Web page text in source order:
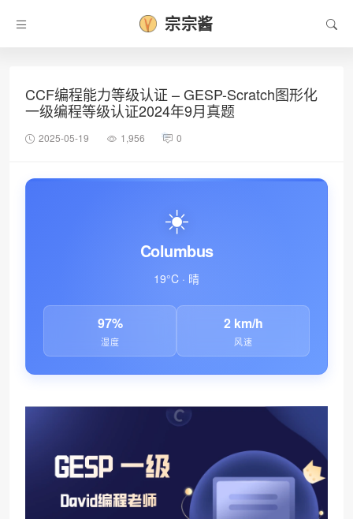
宗宗酱
CCF编程能力等级认证 – GESP-Scratch图形化
一级编程等级认证2024年9月真题
2025-05-19 1,956 0
☀️
Columbus
19°C · 晴
97%
湿度
2 km/h
风速